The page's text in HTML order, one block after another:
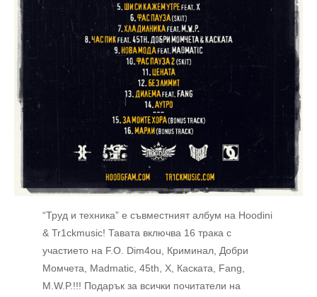
“Труд и техника” е съвместният албум на Hoodini
& Tr1ckmusic! Тавата включва 16 трака с
участието на F.O. Dim4ou, Криминал, Добри
Момчета, Madmatic, 45th, X, Каската, Fang,
M.W.P.!!! Подарък за всички почитатели на